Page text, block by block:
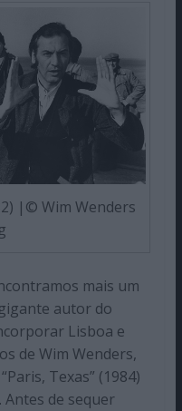
|© Wim Wenders
mais um
autor do
Lisboa e
de Wim Wenders,
Texas” (1984)
Antes de sequer